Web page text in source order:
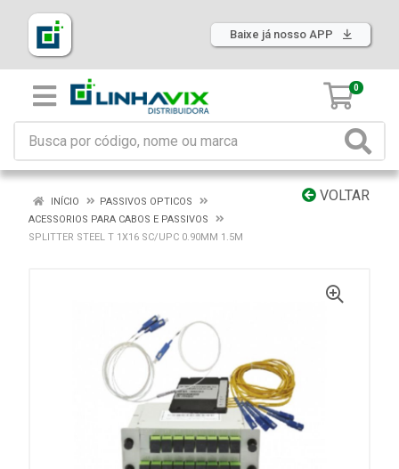
Baixe já nosso APP
0
VOLTAR
INÍCIO
PASSIVOS OPTICOS
ACESSORIOS PARA CABOS E PASSIVOS
SPLITTER STEEL T 1X16 SC/UPC 0.90MM 1.5M